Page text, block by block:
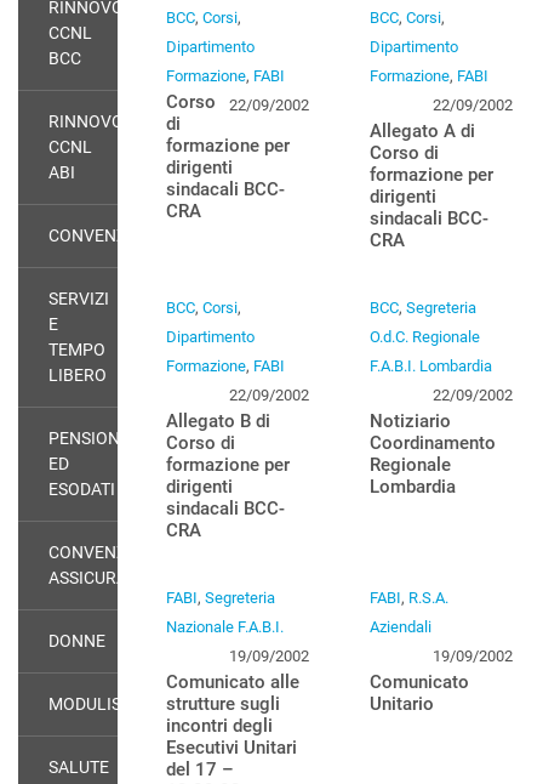
RINNOVO
CCNL
BCC
RINNOVO
CCNL
ABI
CONVENZIONI
SERVIZI
E
TEMPO
LIBERO
PENSIONATI
ED
ESODATI
CONVENZIONI
ASSICURATIVE
DONNE
MODULISTICA
SALUTE
BCC, Corsi,
Dipartimento
Formazione, FABI
22/09/2002
Corso
di
formazione per
dirigenti
sindacali BCC-
CRA
BCC, Corsi,
Dipartimento
Formazione, FABI
22/09/2002
Allegato A di
Corso di
formazione per
dirigenti
sindacali BCC-
CRA
BCC, Corsi,
Dipartimento
Formazione, FABI
22/09/2002
Allegato B di
Corso di
formazione per
dirigenti
sindacali BCC-
CRA
BCC, Segreteria
O.d.C. Regionale
F.A.B.I. Lombardia
22/09/2002
Notiziario
Coordinamento
Regionale
Lombardia
FABI, Segreteria
Nazionale F.A.B.I.
19/09/2002
Comunicato alle
strutture sugli
incontri degli
Esecutivi Unitari
del 17 –
FABI, R.S.A.
Aziendali
19/09/2002
Comunicato
Unitario